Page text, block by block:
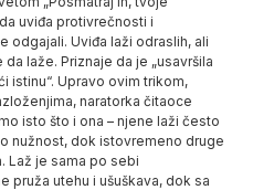
uviđa protivrečnosti i
odgajali. Uviđa laži odraslih, ali
laže. Priznaje da je „usavršila
istinu“. Upravo ovim trikom,
naratorka čitaoce
isto što i ona – njene laži često
nužnost, dok istovremeno druge
Laž je sama po sebi
pruža utehu i ušuškava, dok sa